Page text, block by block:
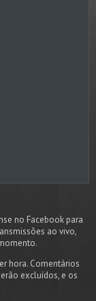
no Facebook para
ao vivo,
hora. Comentários
excluídos, e os